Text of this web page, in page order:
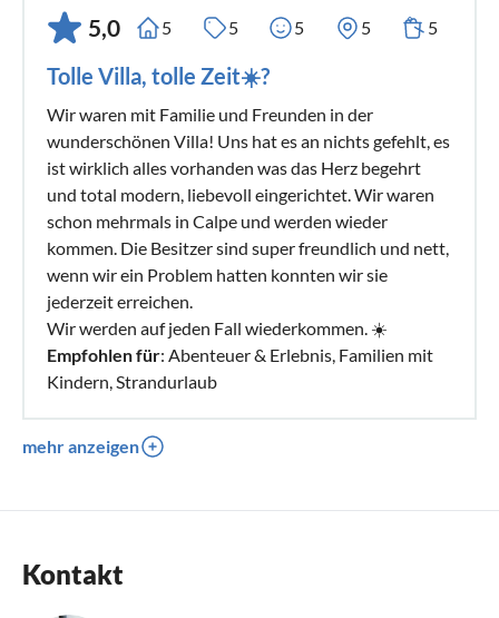
5,0 5 5 5 5 5
Tolle Villa, tolle Zeit☀️?
Wir waren mit Familie und Freunden in der
wunderschönen Villa! Uns hat es an nichts gefehlt, es
ist wirklich alles vorhanden was das Herz begehrt
und total modern, liebevoll eingerichtet. Wir waren
schon mehrmals in Calpe und werden wieder
kommen. Die Besitzer sind super freundlich und nett,
wenn wir ein Problem hatten konnten wir sie
jederzeit erreichen.
Wir werden auf jeden Fall wiederkommen. ☀️
Empfohlen für: Abenteuer & Erlebnis, Familien mit
Kindern, Strandurlaub
mehr anzeigen
Kontakt